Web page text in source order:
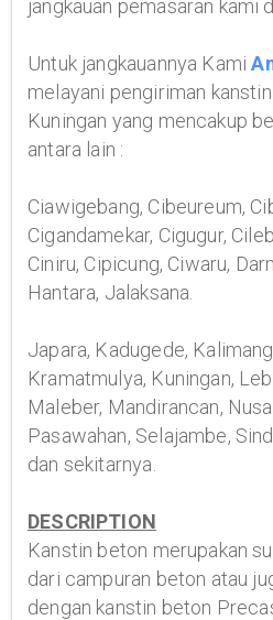
jangkauan pemasaran kami
Untuk jangkauannya Kami
melayani pengiriman
Kuningan yang mencakup
antara lain :
Ciawigebang, Cibeureum,
Cigandamekar, Cigugur,
Ciniru, Cipicung, Ciwaru,
Hantara, Jalaksana.
Japara, Kadugede,
Kramatmulya, Kuningan,
Maleber, Mandirancan,
Pasawahan, Selajambe,
dan sekitarnya.
DESCRIPTION
Kanstin beton merupakan
dari campuran beton atau
dengan kanstin beton